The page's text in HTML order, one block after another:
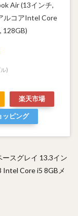
Air (13インチ,
ルコアIntel Core
128GB)
)
楽天市場
ッピング
スグレイ 13.3イン
Intel Core i5 8GBメ